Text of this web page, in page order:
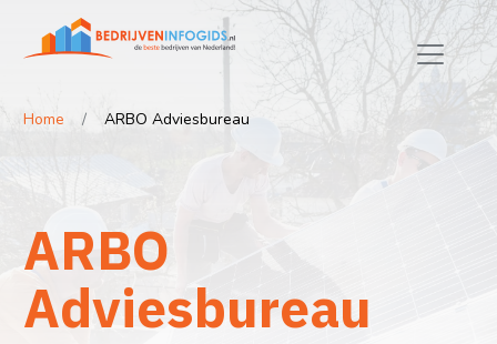
Home ARBO Adviesbureau
ARBO
Adviesbureau